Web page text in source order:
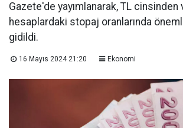
Gazete'de yayımlanarak, TL cinsinden
hesaplardaki stopaj oranlarında
gidildi.
16 Mayıs 2024 21:20 Ekonomi